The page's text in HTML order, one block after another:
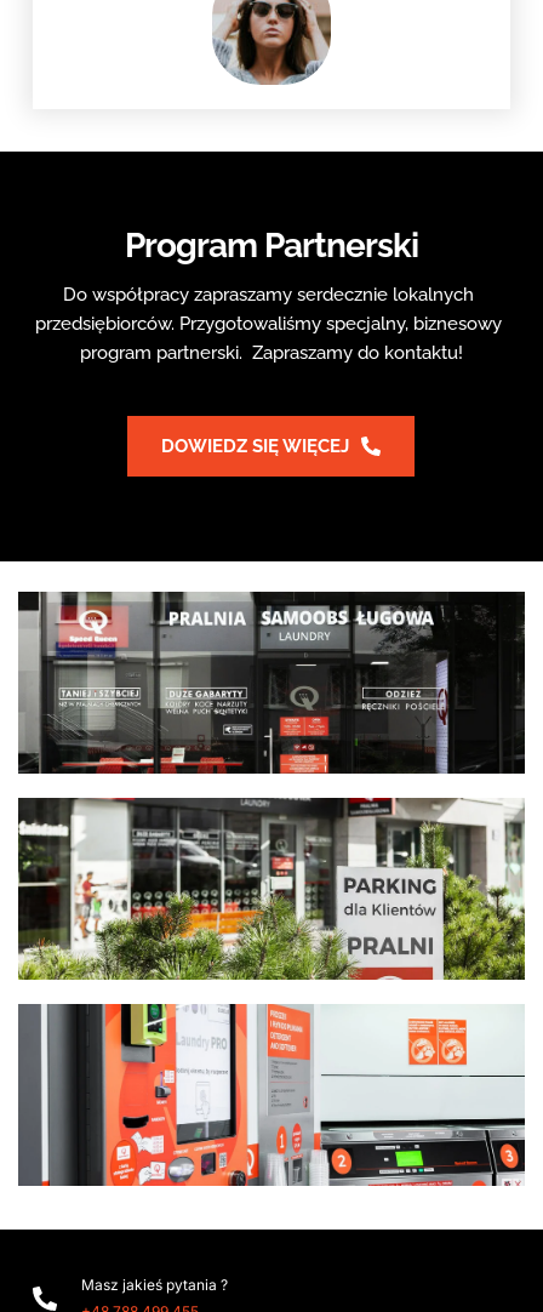
Program Partnerski
Do współpracy zapraszamy serdecznie lokalnych
przedsiębiorców. Przygotowaliśmy specjalny, biznesowy
program partnerski.  Zapraszamy do kontaktu!
DOWIEDZ SIĘ WIĘCEJ
Masz jakieś pytania ?